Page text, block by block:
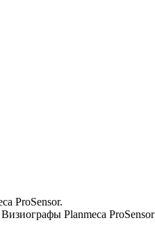
Визиографы Planmeca ProSensor